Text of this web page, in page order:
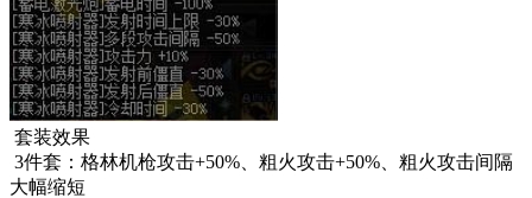
套装效果
3件套：格林机枪攻击+50%、粗火攻击+50%、粗火攻击间隔
大幅缩短